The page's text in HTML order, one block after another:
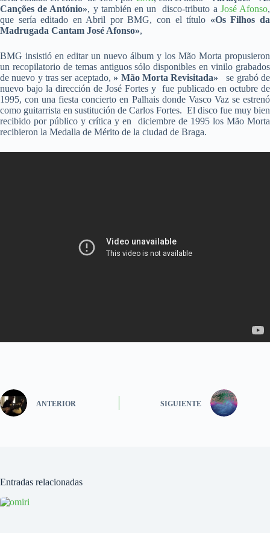
Canções de António», y también en un disco-tributo a José Afonso,
que sería editado en Abril por BMG, con el título «Os Filhos da
Madrugada Cantam José Afonso»,
BMG insistió en editar un nuevo álbum y los Mão Morta propusieron
un recopilatorio de temas antiguos sólo disponibles en vinilo grabados
de nuevo y tras ser aceptado, » Mão Morta Revisitada»
se grabó de
nuevo bajo la dirección de José Fortes y fue publicado en octubre de
1995, con una fiesta concierto en Palhais donde Vasco Vaz se estrenó
como guitarrista en sustitución de Carlos Fortes. El disco fue muy bien
recibido por público y crítica y en diciembre de 1995 los Mão Morta
recibieron la Medalla de Mérito de la ciudad de Braga.
ANTERIOR SIGUIENTE
Entradas relacionadas